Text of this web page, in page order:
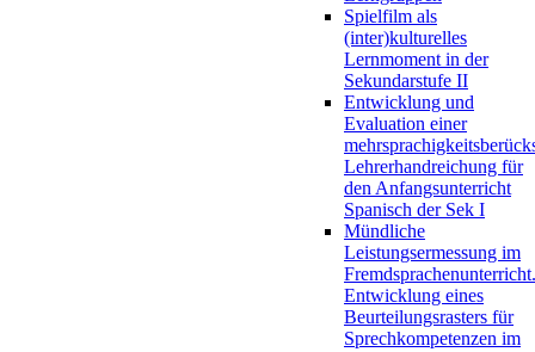
Spielfilm als
(inter)kulturelles
Lernmoment in der
Sekundarstufe II
Entwicklung und
Evaluation einer
Lehrerhandreichung für
den Anfangsunterricht
Spanisch der Sek I
Mündliche
Leistungsermessung im
Fremdsprachenunterricht.
Entwicklung eines
Beurteilungsrasters für
Sprechkompetenzen im